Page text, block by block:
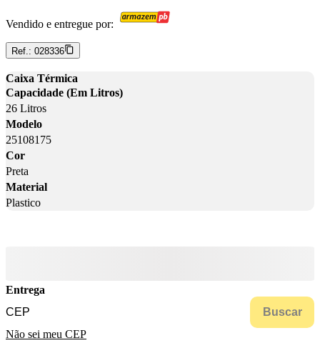
Vendido e entregue por:
Ref.: 028336
Caixa Térmica
Capacidade (Em Litros)
26 Litros
Modelo
25108175
Cor
Preta
Material
Plastico
Entrega
Buscar
Não sei meu CEP